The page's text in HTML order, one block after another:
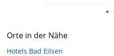
Orte in der Nähe
Hotels Bad Eilsen